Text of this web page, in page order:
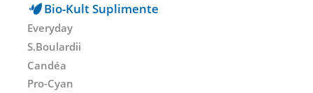
Bio-Kult Suplimente
Everyday
S.Boulardii
Candéa
Pro-Cyan